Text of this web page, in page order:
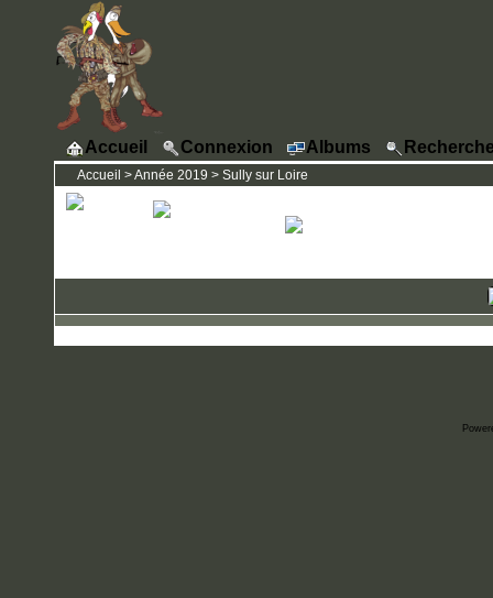
Accueil Connexion Albums
Accueil >Année 2019 > Sully sur Loire